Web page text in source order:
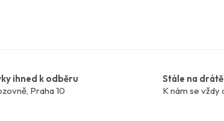
ihned k odběru
Praha 10
Stále na drátě
K nám se vždy